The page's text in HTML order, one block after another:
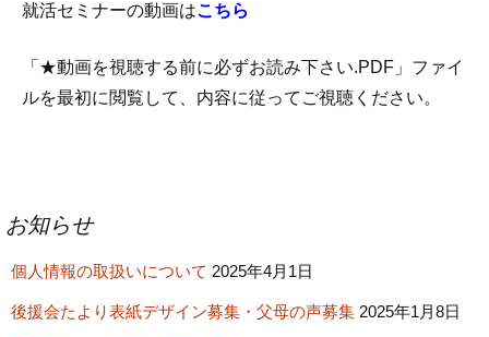
就活セミナーの動画はこちら
「★動画を視聴する前に必ずお読み下さい.PDF」ファイ
ルを最初に閲覧して、内容に従ってご視聴ください。
投
稿
ナ
ビ
お知らせ
個人情報の取扱いについて 2025年4月1日
後援会たより表紙デザイン募集・父母の声募集 2025年1月8日